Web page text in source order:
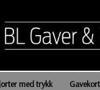
med trykk